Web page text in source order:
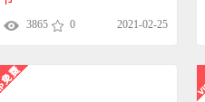
3865 0 2021-02-25